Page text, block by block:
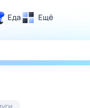
Еда Ещё
отдых